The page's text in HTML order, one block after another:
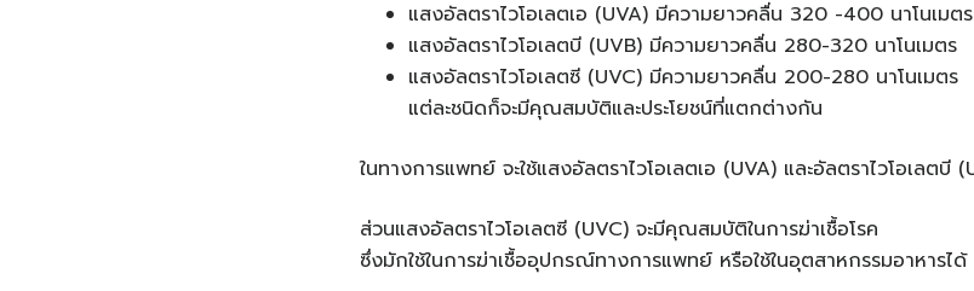
แสงอัลตราไวโอเลตเอ (UVA) มีความยาวคลื่น 320 -400 นาโนเมตร
แสงอัลตราไวโอเลตบี (UVB) มีความยาวคลื่น 280-320 นาโนเมตร
แสงอัลตราไวโอเลตซี (UVC) มีความยาวคลื่น 200-280 นาโนเมตร
แต่ละชนิดก็จะมีคุณสมบัติและประโยชน์ที่แตกต่างกัน
ในทางการแพทย์ จะใช้แสงอัลตราไวโอเลตเอ (UVA) และอัลตราไวโอเลตบี
ส่วนแสงอัลตราไวโอเลตซี (UVC) จะมีคุณสมบัติในการฆ่าเชื้อโรค
ซึ่งมักใช้ในการฆ่าเชื้ออุปกรณ์ทางการแพทย์ หรือใช้ในอุตสาหกรรมอาหารได้